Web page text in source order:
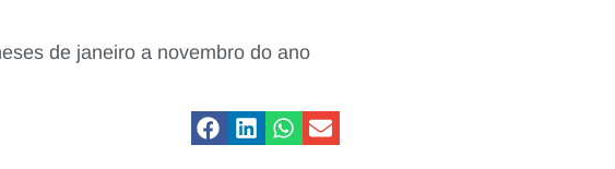
de janeiro a novembro do ano